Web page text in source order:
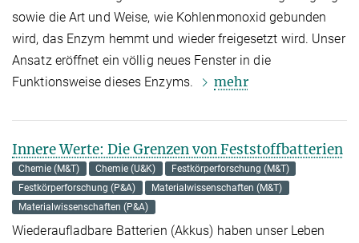
sowie die Art und Weise, wie Kohlenmonoxid gebunden
wird, das Enzym hemmt und wieder freigesetzt wird. Unser
Ansatz eröffnet ein völlig neues Fenster in die
Funktionsweise dieses Enzyms.
mehr
Innere Werte: Die Grenzen von Feststoffbatterien
Chemie (M&T) Chemie (U&K)
Festkörperforschung (M&T)
Festkörperforschung (P&A)
Materialwissenschaften (M&T)
Materialwissenschaften (P&A)
Wiederaufladbare Batterien (Akkus) haben unser Leben